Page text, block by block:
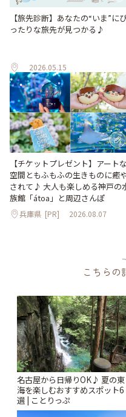
【旅先診断】あなたの“いま”に
ったりな旅先が見つかる♪
2026.05.15
【チケットプレゼント】アートな
空間ともふもふの生きものに癒
されて♪ 大人も楽しめる神戸の
族館「átoa」と周辺さんぽ
兵庫県 [PR] 2026.08.07
こちらの
名古屋から日帰りOK♪ 夏の東
海を楽しむおすすめスポット6
選 | ことりっぷ